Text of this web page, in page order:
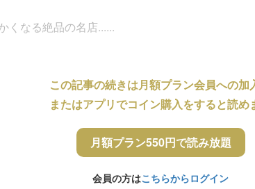
くなる絶品の名店......
この記事の続きは月額プラン会員への加
またはアプリでコイン購入をすると読め
月額プラン550円で読み放題
会員の方はこちらからログイン